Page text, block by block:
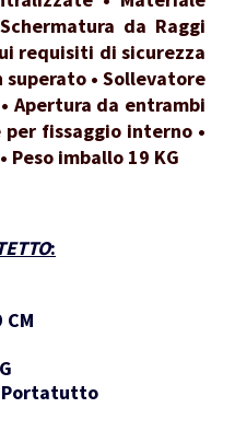
da Raggi
requisiti di sicurezza
superato • Sollevatore
Apertura da entrambi
fissaggio interno •
Peso imballo 19 KG
:
Portatutto